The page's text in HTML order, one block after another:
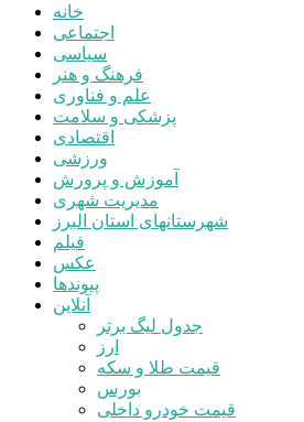
خانه
اجتماعی
سیاسی
فرهنگ و هنر
علم و فناوری
پزشکی و سلامت
اقتصادی
ورزشی
آموزش و پرورش
مدیریت شهری
شهرستانهای استان البرز
فیلم
عکس
پیوندها
آنلاین
جدول لیگ برتر
ارز
قیمت طلا و سکه
بورس
قیمت خودرو داخلی